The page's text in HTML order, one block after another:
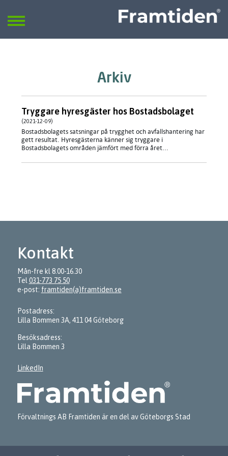
SÖK
Arkiv
Tryggare hyresgäster hos Bostadsbolaget
(2021-12-09)
Bostadsbolagets satsningar på trygghet och avfallshantering har
gett resultat. Hyresgästerna känner sig tryggare i
Bostadsbolagets områden jämfört med förra året...
Kontakt
Mån-fre kl 8.00-16.30
Tel 031-773 75 50
e-post: framtiden(a)framtiden.se
Postadress:
Lilla Bommen 3A, 411 04 Göteborg
Besöksadress:
Lilla Bommen 3
LinkedIn
Förvaltnings AB Framtiden är en del av Göteborgs Stad